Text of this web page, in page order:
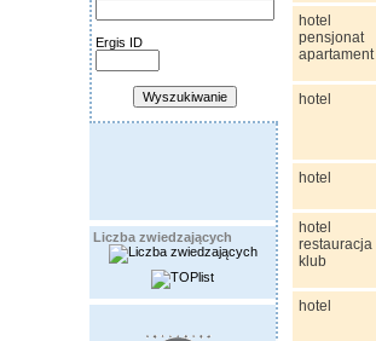
Ergis ID
Liczba zwiedzających
hotel
pensjonat
apartament
hotel
hotel
hotel
restauracja
klub
hotel